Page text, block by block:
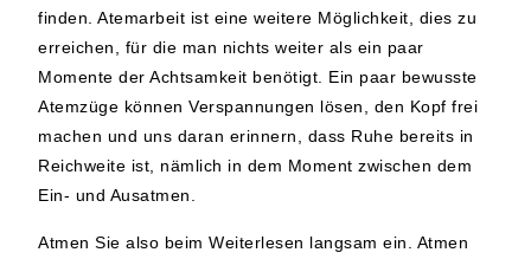
finden. Atemarbeit ist eine weitere Möglichkeit, dies zu
erreichen, für die man nichts weiter als ein paar
Momente der Achtsamkeit benötigt. Ein paar bewusste
Atemzüge können Verspannungen lösen, den Kopf frei
machen und uns daran erinnern, dass Ruhe bereits in
Reichweite ist, nämlich in dem Moment zwischen dem
Ein- und Ausatmen.
Atmen Sie also beim Weiterlesen langsam ein. Atmen